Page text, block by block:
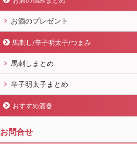
お酒のプレゼント
馬刺し/辛子明太子/つまみ
馬刺しまとめ
辛子明太子まとめ
おすすめ酒器
お問合せ